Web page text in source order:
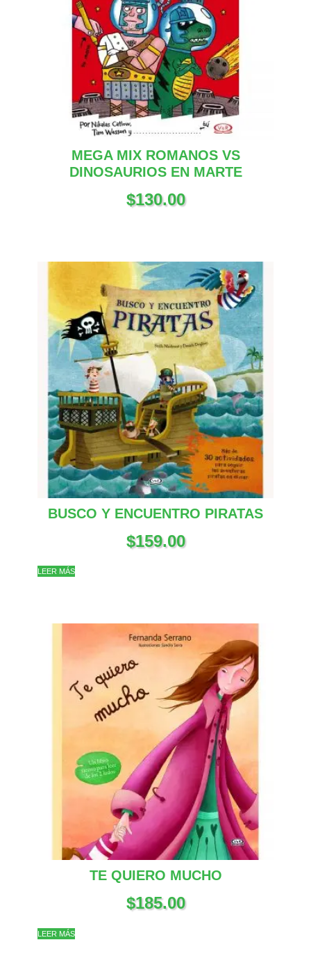
MEGA MIX ROMANOS VS
DINOSAURIOS EN MARTE
$130.00
BUSCO Y ENCUENTRO PIRATAS
$159.00
LEER MÁS
TE QUIERO MUCHO
$185.00
LEER MÁS